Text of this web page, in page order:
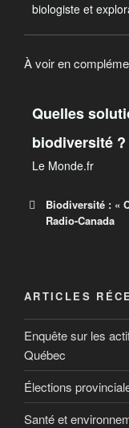
biologiste et
À voir en
Quelles
biodiversité ?
Le Monde.fr
Biodiversité : «
Radio-Canada
», conclut
Un rapport de
des
ARTICLES
Enquête sur les
Québec
Élections
Santé et